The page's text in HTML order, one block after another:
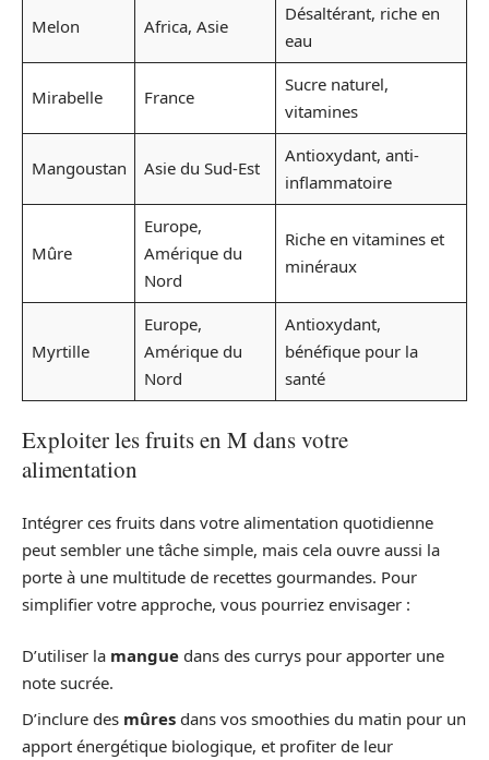
Melon Africa, Asie
Désaltérant, riche en
eau
Mirabelle France
Sucre naturel,
vitamines
Mangoustan Asie du Sud-Est
Antioxydant, anti-
inflammatoire
Mûre
Europe,
Amérique du
Nord
Riche en vitamines et
minéraux
Myrtille
Europe,
Amérique du
Nord
Antioxydant,
bénéfique pour la
santé
Exploiter les fruits en M dans votre
alimentation
Intégrer ces fruits dans votre alimentation quotidienne
peut sembler une tâche simple, mais cela ouvre aussi la
porte à une multitude de recettes gourmandes. Pour
simplifier votre approche, vous pourriez envisager :
D’utiliser la mangue dans des currys pour apporter une
note sucrée.
D’inclure des mûres dans vos smoothies du matin pour un
apport énergétique biologique, et profiter de leur